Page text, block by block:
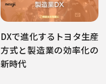
DXで進化するトヨタ生産
方式と製造業の効率化の
新時代